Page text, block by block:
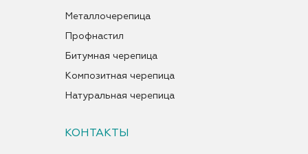
Металлочерепица
Профнастил
Битумная черепица
Композитная черепица
Натуральная черепица
КОНТАКТЫ